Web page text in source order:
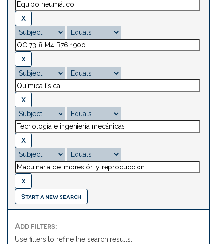
Start a new search
Add filters:
Use filters to refine the search results.